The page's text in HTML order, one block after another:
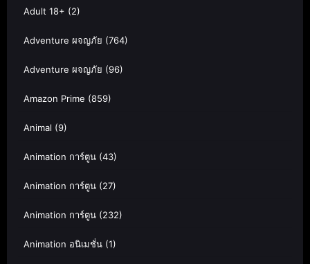
Adult 18+ (2)
Adventure ผจญภัย (764)
Adventure ผจญภัย (96)
Amazon Prime (859)
Animal (9)
Animation การ์ตูน (43)
Animation การ์ตูน (27)
Animation การ์ตูน (232)
Animation อนิเมชั่น (1)